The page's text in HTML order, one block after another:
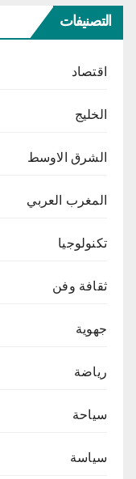
التصنيفات
اقتصاد
الخليج
الشرق الاوسط
المغرب العربي
تكنولوجيا
ثقافة وفن
جهوية
رياضة
سياحة
سياسة